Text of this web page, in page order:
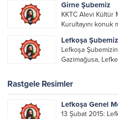
katılımı ile
alarak emek
Girne Şubemiz
KKTC Alevi Kültür
Kurultayını
yönetim kurulu,
organlarının
Lefkoşa Şubemiz
Lefkoşa
Gazimağusa,
üyelerinin
dönemde görev
Rastgele Resimler
Lefkoşa Genel
13 Şubat 2015: